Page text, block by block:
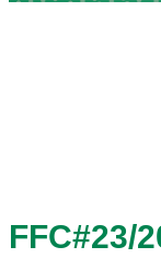
FFC#23/